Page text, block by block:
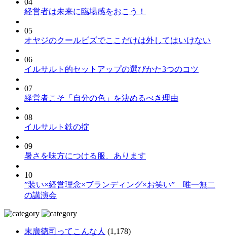
経営者は未来に臨場感をおこう！
05
オヤジのクールビズでここだけは外してはいけない
06
イルサルト的セットアップの選びかた3つのコツ
07
経営者こそ「自分の色」を決めるべき理由
08
イルサルト鉄の掟
09
暑さを味方につける服、あります
10
”装い×経営理念×ブランディング×お笑い” 唯一無二
の講演会
末廣徳司ってこんな人 (1,178)